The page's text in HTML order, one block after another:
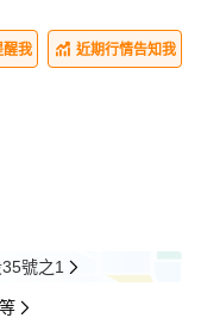
醒我 近期行情告知我
號之1